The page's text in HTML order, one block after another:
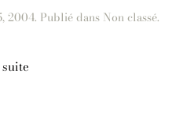
2004. Publié dans Non classé.